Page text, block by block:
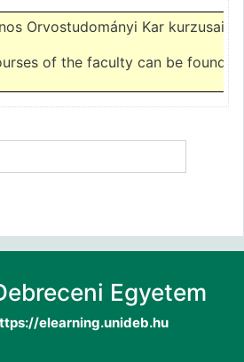
Orvostudományi Kar kurzusait
of the faculty can be found
Egyetem
elearning.unideb.hu